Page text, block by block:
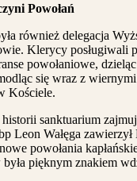
Powołań
również delegacja
Klerycy posługiwali
powołaniowe,
się wraz z
Kościele.
sanktuarium
Leon Wałęga
powołania
pięknym znakiem